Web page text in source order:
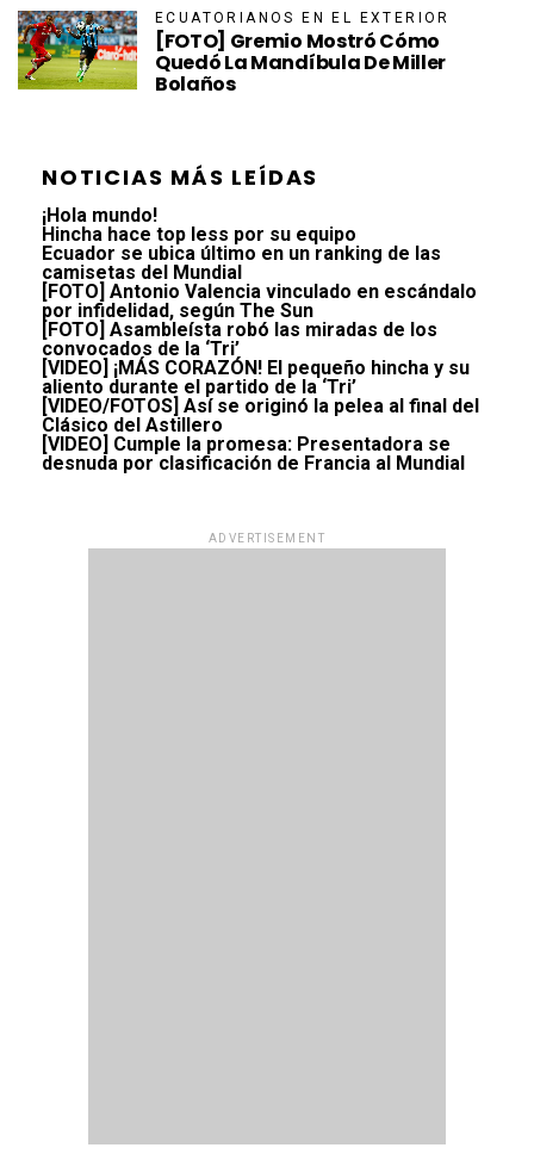
ECUATORIANOS EN EL EXTERIOR
[FOTO] Gremio Mostró Cómo
Quedó La Mandíbula De Miller
Bolaños
NOTICIAS MÁS LEÍDAS
¡Hola mundo!
Hincha hace top less por su equipo
Ecuador se ubica último en un ranking de las
camisetas del Mundial
[FOTO] Antonio Valencia vinculado en escándalo
por infidelidad, según The Sun
[FOTO] Asambleísta robó las miradas de los
convocados de la ‘Tri’
[VIDEO] ¡MÁS CORAZÓN! El pequeño hincha y su
aliento durante el partido de la ‘Tri’
[VIDEO/FOTOS] Así se originó la pelea al final del
Clásico del Astillero
[VIDEO] Cumple la promesa: Presentadora se
desnuda por clasificación de Francia al Mundial
ADVERTISEMENT